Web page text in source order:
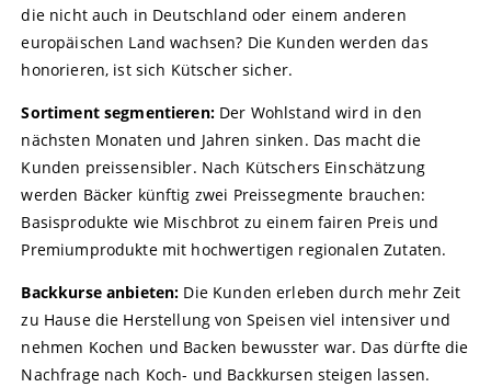
die nicht auch in Deutschland oder einem anderen
europäischen Land wachsen? Die Kunden werden das
honorieren, ist sich Kütscher sicher.
Sortiment segmentieren: Der Wohlstand wird in den
nächsten Monaten und Jahren sinken. Das macht die
Kunden preissensibler. Nach Kütschers Einschätzung
werden Bäcker künftig zwei Preissegmente brauchen:
Basisprodukte wie Mischbrot zu einem fairen Preis und
Premiumprodukte mit hochwertigen regionalen Zutaten.
Backkurse anbieten: Die Kunden erleben durch mehr Zeit
zu Hause die Herstellung von Speisen viel intensiver und
nehmen Kochen und Backen bewusster war. Das dürfte die
Nachfrage nach Koch- und Backkursen steigen lassen.